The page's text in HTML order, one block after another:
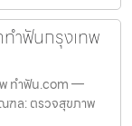
ำฟันกรุงเทพ
ทำฟัน.com —
ฑล: ตรวจสุขภาพ